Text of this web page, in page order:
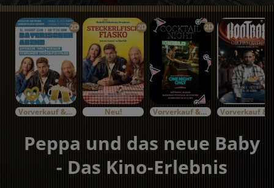
2D
Vorverkauf & Specials
2D
Neu!
2D
Vorverkauf & Specials
Peppa und das neue Baby
- Das Kino-Erlebnis